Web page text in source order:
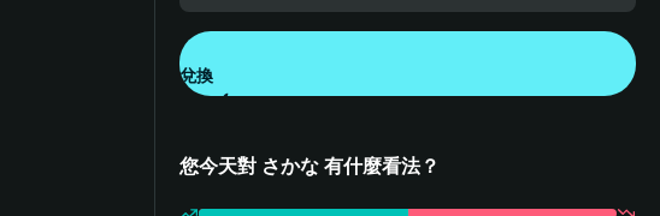
兌換
您今天對 さかな 有什麼看法？